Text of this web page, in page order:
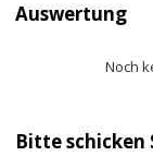
Auswertung
Noch
Bitte schicken